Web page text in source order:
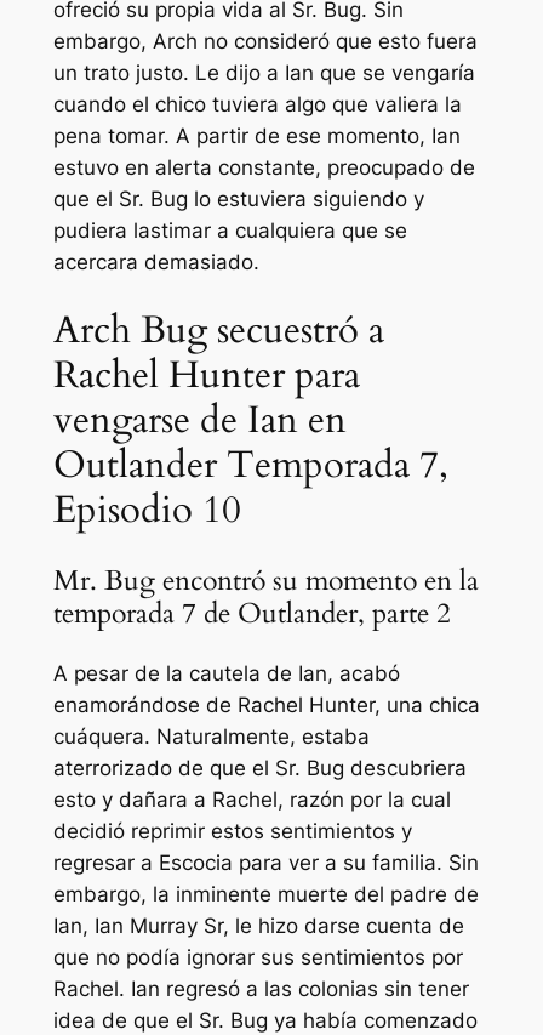
ofreció su propia vida al Sr. Bug. Sin
embargo, Arch no consideró que esto fuera
un trato justo. Le dijo a Ian que se vengaría
cuando el chico tuviera algo que valiera la
pena tomar. A partir de ese momento, Ian
estuvo en alerta constante, preocupado de
que el Sr. Bug lo estuviera siguiendo y
pudiera lastimar a cualquiera que se
acercara demasiado.
Arch Bug secuestró a
Rachel Hunter para
vengarse de Ian en
Outlander Temporada 7,
Episodio 10
Mr. Bug encontró su momento en la
temporada 7 de Outlander, parte 2
A pesar de la cautela de Ian, acabó
enamorándose de Rachel Hunter, una chica
cuáquera. Naturalmente, estaba
aterrorizado de que el Sr. Bug descubriera
esto y dañara a Rachel, razón por la cual
decidió reprimir estos sentimientos y
regresar a Escocia para ver a su familia. Sin
embargo, la inminente muerte del padre de
Ian, Ian Murray Sr, le hizo darse cuenta de
que no podía ignorar sus sentimientos por
Rachel. Ian regresó a las colonias sin tener
idea de que el Sr. Bug ya había comenzado